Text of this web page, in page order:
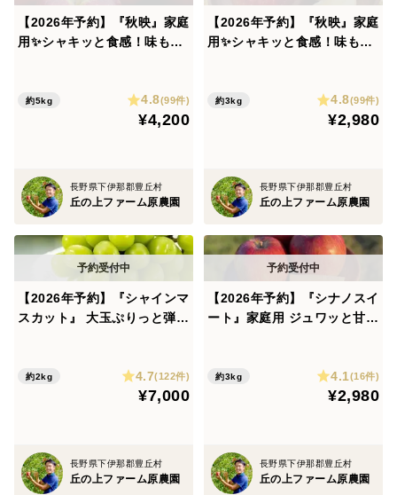
【2026年予約】『秋映』家庭
用✨シャキッと食感！味も色
約5kg 4.8(99件)
¥4,200
長野県下伊那郡豊丘村
丘の上ファーム原農園
【2026年予約】『秋映』家庭
用✨シャキッと食感！味も色
約3kg 4.8(99件)
¥2,980
長野県下伊那郡豊丘村
丘の上ファーム原農園
【2026年予約】『シャインマ
スカット』 大玉ぷりっと弾け
約2kg 4.7(122件)
¥7,000
長野県下伊那郡豊丘村
丘の上ファーム原農園
【2026年予約】『シナノスイ
ート』家庭用 ジュワッと甘〜
約3kg 4.1(16件)
¥2,980
長野県下伊那郡豊丘村
丘の上ファーム原農園